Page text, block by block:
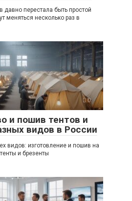
давно перестала быть простой
меняться несколько раз в
0
и пошив тентов и
видов в России
видов: изготовление и пошив на
и брезенты